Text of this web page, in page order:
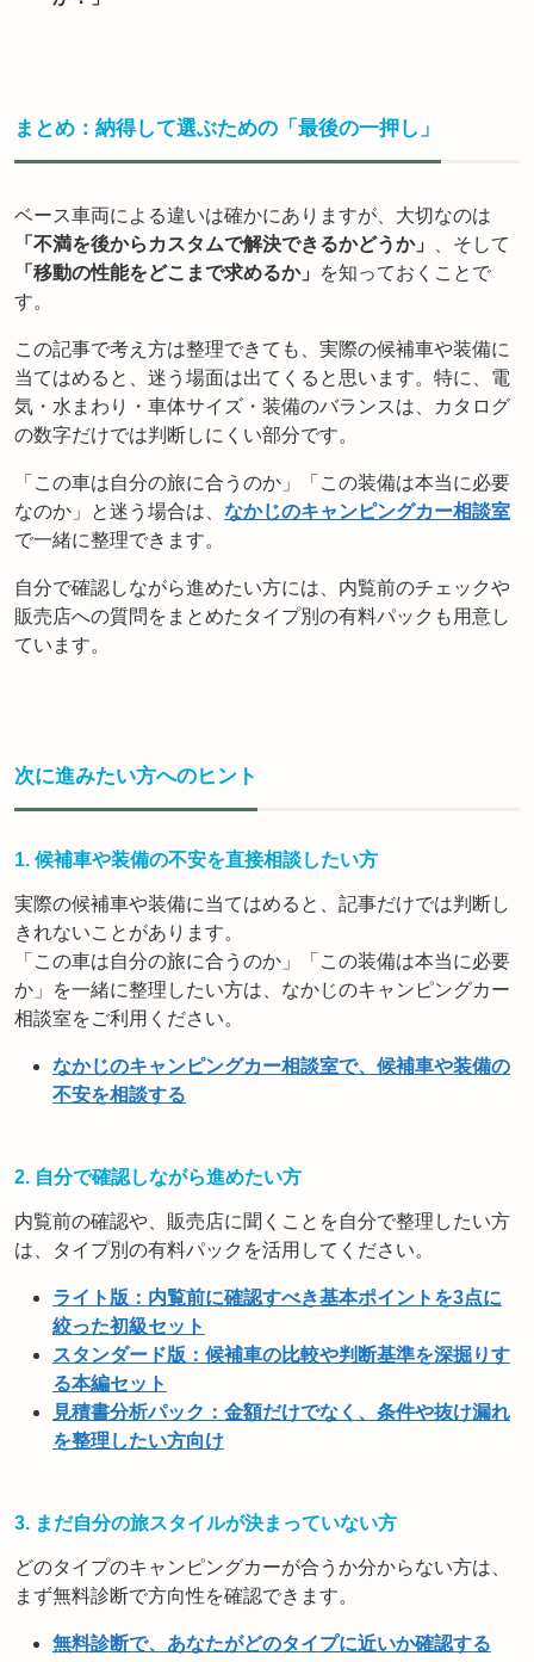
まとめ：納得して選ぶための「最後の一押し」
ベース車両による違いは確かにありますが、大切なのは
「不満を後からカスタムで解決できるかどうか」
、そして
「移動の性能をどこまで求めるか」
を知っておくことで
す。
この記事で考え方は整理できても、実際の候補車や装備に
当てはめると、迷う場面は出てくると思います。特に、電
気・水まわり・車体サイズ・装備のバランスは、カタログ
の数字だけでは判断しにくい部分です。
「この車は自分の旅に合うのか」「この装備は本当に必要
なのか」と迷う場合は、 なかじのキャンピングカー相談室
で一緒に整理できます。
自分で確認しながら進めたい方には、内覧前のチェックや
販売店への質問をまとめたタイプ別の有料パックも用意し
ています。
次に進みたい方へのヒント
1. 候補車や装備の不安を直接相談したい方
実際の候補車や装備に当てはめると、記事だけでは判断し
きれないことがあります。
「この車は自分の旅に合うのか」「この装備は本当に必要
か」を一緒に整理したい方は、なかじのキャンピングカー
相談室をご利用ください。
なかじのキャンピングカー相談室で、候補車や装備の
不安を相談する
2. 自分で確認しながら進めたい方
内覧前の確認や、販売店に聞くことを自分で整理したい方
は、タイプ別の有料パックを活用してください。
ライト版：内覧前に確認すべき基本ポイントを3点に
絞った初級セット
スタンダード版：候補車の比較や判断基準を深掘りす
る本編セット
見積書分析パック：金額だけでなく、条件や抜け漏れ
を整理したい方向け
3. まだ自分の旅スタイルが決まっていない方
どのタイプのキャンピングカーが合うか分からない方は、
まず無料診断で方向性を確認できます。
無料診断で、あなたがどのタイプに近いか確認する